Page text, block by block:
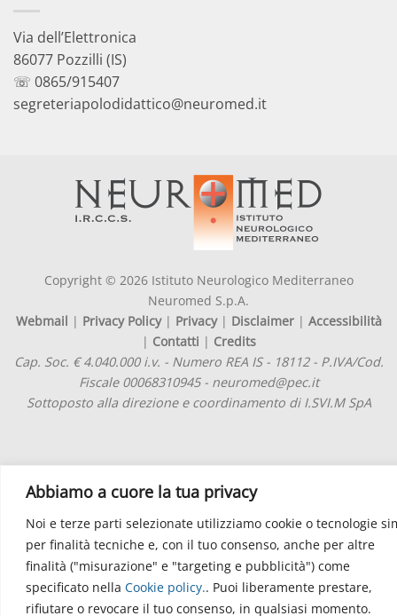
Abbiamo a cuore la tua privacy
Noi e terze parti selezionate utilizziamo cookie o tecnologie
per finalità tecniche e, con il tuo consenso, anche per altre
finalità ("misurazione" e "targeting e pubblicità") come
specificato nella Cookie policy.. Puoi liberamente prestare,
rifiutare o revocare il tuo consenso, in qualsiasi momento.
Via dell’Elettronica
86077 Pozzilli (IS)
☏ 0865/915407
segreteriapolodidattico@neuromed.it
Copyright © 2026 Istituto Neurologico Mediterraneo
Neuromed S.p.A.
Webmail | Privacy Policy| Privacy| Disclaimer| Accessibilità
| Contatti | Credits
Cap. Soc. € 4.040.000 i.v. - Numero REA IS - 18112 - P.IVA/Cod.
Fiscale 00068310945 - neuromed@pec.it
Sottoposto alla direzione e coordinamento di I.SVI.M SpA